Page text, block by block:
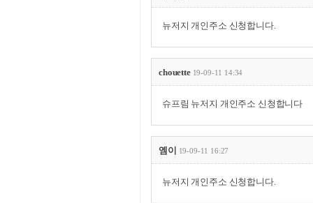
뉴저지 개인주소 신청합니다.
chouette 19-09-11 14:34
슈프림 뉴저지 개인주소 신청합니다
옘이 19-09-11 16:27
뉴저지 개인주소 신청합니다.